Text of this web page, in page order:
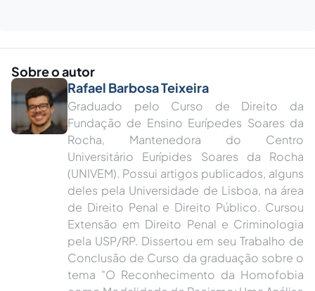
Sobre o autor
Rafael Barbosa Teixeira
Graduado pelo Curso de Direito da
Fundação de Ensino Eurípedes Soares da
Rocha, Mantenedora do Centro
Universitário Eurípides Soares da Rocha
(UNIVEM). Possui artigos publicados, alguns
deles pela Universidade de Lisboa, na área
de Direito Penal e Direito Público. Cursou
Extensão em Direito Penal e Criminologia
pela USP/RP. Dissertou em seu Trabalho de
Conclusão de Curso da graduação sobre o
tema "O Reconhecimento da Homofobia